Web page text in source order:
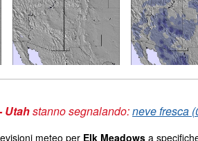
Utahstanno segnalando:neve fresca
meteo per Elk Meadows a